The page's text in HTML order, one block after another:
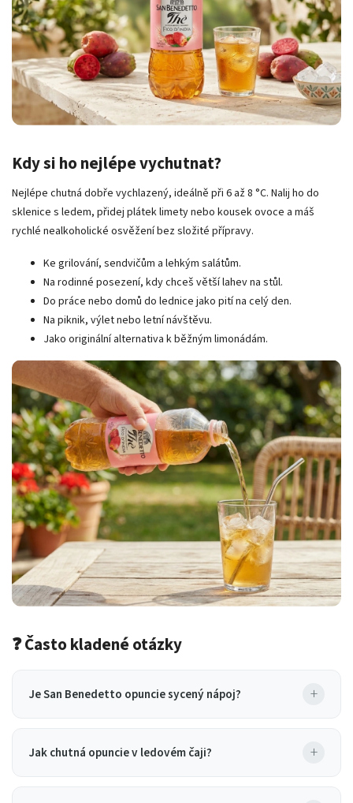
Kdy si ho nejlépe vychutnat?
Nejlépe chutná dobře vychlazený, ideálně při 6 až 8 °C. Nalij ho do
sklenice s ledem, přidej plátek limety nebo kousek ovoce a máš
rychlé nealkoholické osvěžení bez složité přípravy.
Ke grilování, sendvičům a lehkým salátům.
Na rodinné posezení, kdy chceš větší lahev na stůl.
Do práce nebo domů do lednice jako pití na celý den.
Na piknik, výlet nebo letní návštěvu.
Jako originální alternativa k běžným limonádám.
❓ Často kladené otázky
Je San Benedetto opuncie sycený nápoj? +
Jak chutná opuncie v ledovém čaji? +